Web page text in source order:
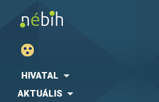
HIVATAL
AKTUÁLIS